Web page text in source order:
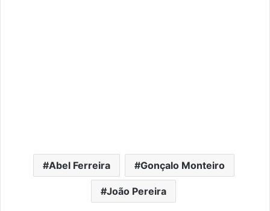
Abel Ferreira Gonçalo Monteiro
João Pereira